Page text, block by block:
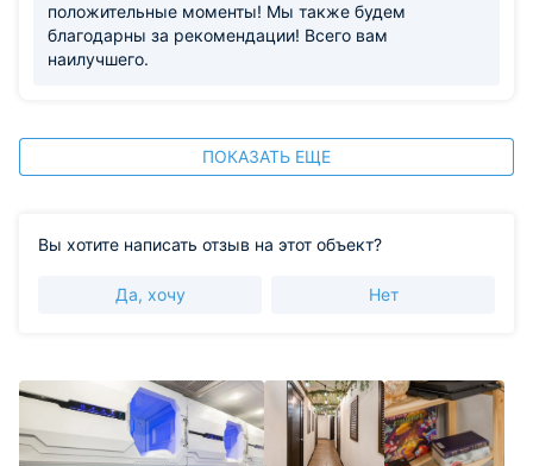
положительные моменты! Мы также будем
благодарны за рекомендации! Всего вам
наилучшего.
ПОКАЗАТЬ ЕЩЕ
Вы хотите написать отзыв на этот объект?
Да, хочу Нет